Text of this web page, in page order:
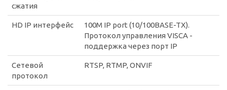
сжатия
HD IP интерфейс
100M IP port (10/100BASE-TX).
Протокол управления VISCA -
поддержка через порт IP
Сетевой
протокол
RTSP, RTMP, ONVIF